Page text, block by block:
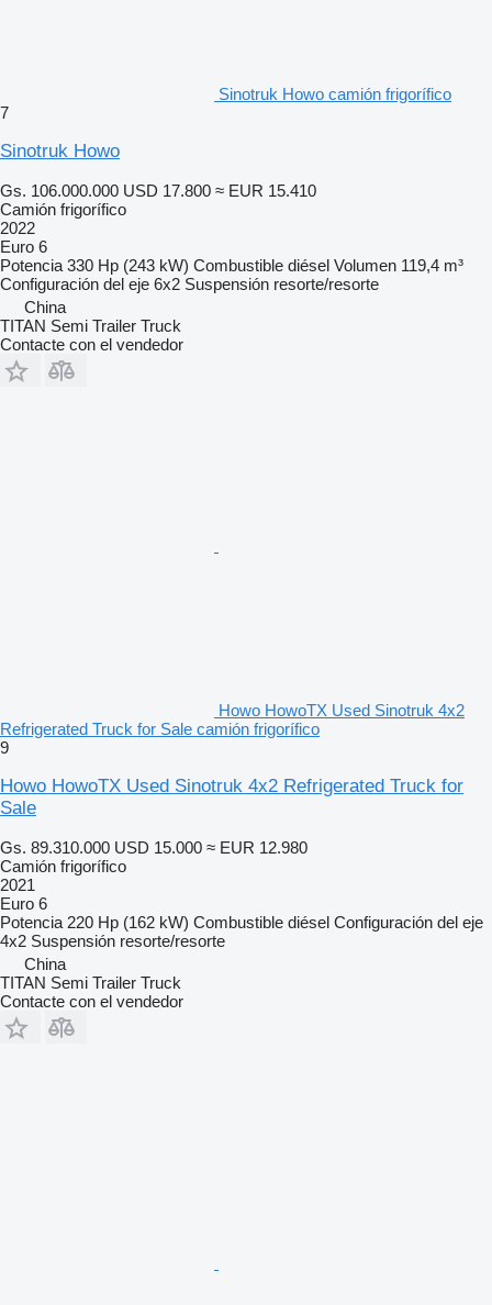
Sinotruk Howo camión frigorífico
7
Sinotruk Howo
Gs. 106.000.000 USD 17.800 ≈ EUR 15.410
Camión frigorífico
2022
Euro 6
Potencia 330 Hp (243 kW) Combustible diésel Volumen 119,4 m³
Configuración del eje 6x2 Suspensión resorte/resorte
China
TITAN Semi Trailer Truck
Contacte con el vendedor
Howo HowoTX Used Sinotruk 4x2
Refrigerated Truck for Sale camión frigorífico
9
Howo HowoTX Used Sinotruk 4x2 Refrigerated Truck for
Sale
Gs. 89.310.000 USD 15.000 ≈ EUR 12.980
Camión frigorífico
2021
Euro 6
Potencia 220 Hp (162 kW) Combustible diésel Configuración del eje
4x2 Suspensión resorte/resorte
China
TITAN Semi Trailer Truck
Contacte con el vendedor